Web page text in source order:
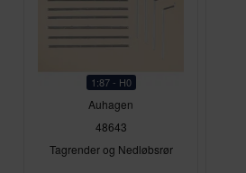
1:87 - H0
Auhagen
48643
Tagrender og Nedløbsrør